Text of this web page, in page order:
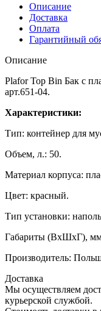
Описание
Доставка
Оплата
Гарантийный
Описание
Plafor Top Bin Бак с
арт.651-04.
Характеристики:
Тип: контейнер для
Объем, л.: 50.
Материал корпуса:
Цвет: красный.
Тип установки:
Габариты (ВхШхГ),
Производитель:
Доставка
Мы осуществляем
курьерской службой.